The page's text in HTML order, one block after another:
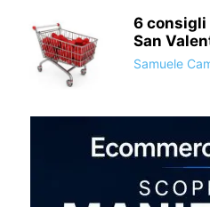
6 consigli
San
Samuele